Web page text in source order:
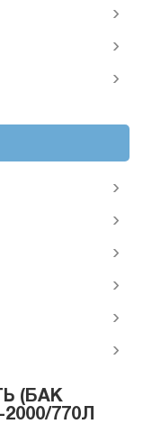
(БАК
770Л